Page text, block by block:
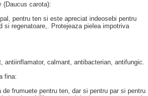
(Daucus carota):
pentru ten si este apreciat indeosebi pentru
si regenatoare,. Protejeaza pielea impotriva
antiinflamator, calmant, antibacterian, antifungic.
fina:
de frumuete pentru ten, dar si pentru par si pentru